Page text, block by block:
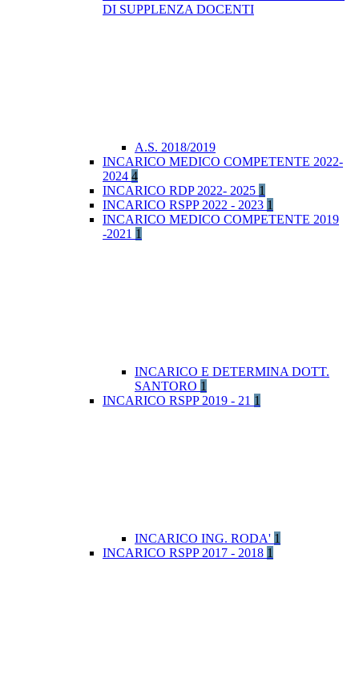
DI SUPPLENZA DOCENTI
A.S. 2018/2019
INCARICO MEDICO COMPETENTE 2022-
2024 4
INCARICO RDP 2022- 2025 1
INCARICO RSPP 2022 - 2023 1
INCARICO MEDICO COMPETENTE 2019
-2021 1
INCARICO E DETERMINA DOTT.
SANTORO 1
INCARICO RSPP 2019 - 21 1
INCARICO ING. RODA' 1
INCARICO RSPP 2017 - 2018 1